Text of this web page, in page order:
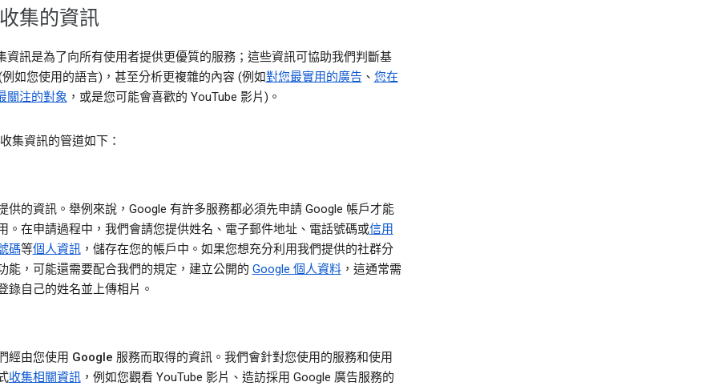
集的資訊
資訊是為了向所有使用者提供更優質的服務；這些資訊可協助我們判斷基
如您使用的語言)，甚至分析更複雜的內容 (例如對您最實用的廣告、 您在
關注的對象 ，或是您可能會喜歡的 YouTube 影片)。
集資訊的管道如下：
供的資訊。 舉例來說，Google 有許多服務都必須先申請 Google 帳戶才能
。在申請過程中，我們會請您提供姓名、電子郵件地址、電話號碼或信用
碼等個人資訊，儲存在您的帳戶中。如果您想充分利用我們提供的社群分
能，可能還需要配合我們的規定，建立公開的 Google 個人資料，這通常需
錄自己的姓名並上傳相片。
經由您使用 Google 服務而取得的資訊。 我們會針對您使用的服務和使用
收集相關資訊，例如您觀看 YouTube 影片、造訪採用 Google 廣告服務的